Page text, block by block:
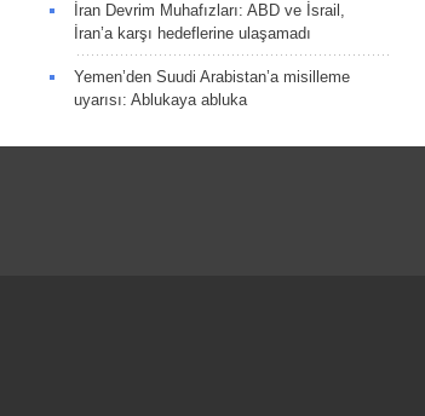
İran Devrim Muhafızları: ABD ve İsrail,
İran’a karşı hedeflerine ulaşamadı
Yemen’den Suudi Arabistan’a misilleme
uyarısı: Ablukaya abluka